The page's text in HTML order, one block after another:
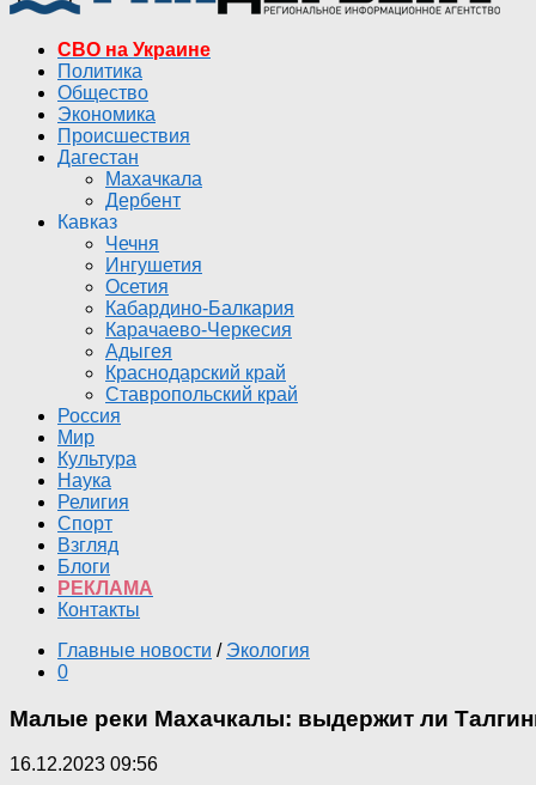
СВО на Украине
Политика
Общество
Экономика
Происшествия
Дагестан
Махачкала
Дербент
Кавказ
Чечня
Ингушетия
Осетия
Кабардино-Балкария
Карачаево-Черкесия
Адыгея
Краснодарский край
Ставропольский край
Россия
Мир
Культура
Наука
Религия
Спорт
Взгляд
Блоги
РЕКЛАМА
Контакты
Главные новости / Экология
0
Малые реки Махачкалы: выдержит ли
16.12.2023 09:56